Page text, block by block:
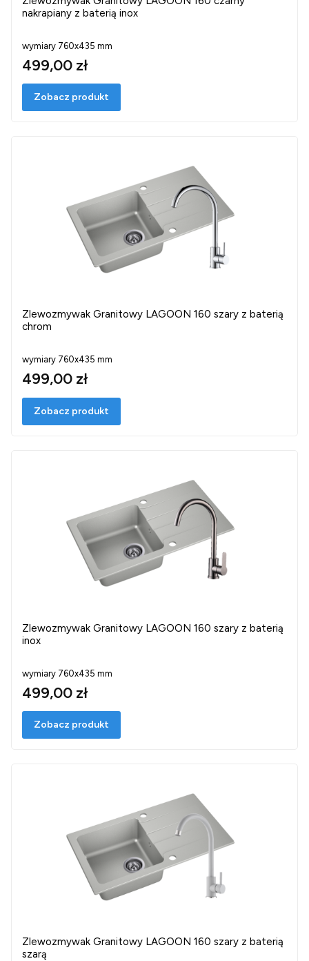
nakrapiany z baterią inox
wymiary 760x435 mm
499,00 zł
Zobacz produkt
Zlewozmywak Granitowy LAGOON 160 szary z baterią
chrom
wymiary 760x435 mm
499,00 zł
Zobacz produkt
Zlewozmywak Granitowy LAGOON 160 szary z baterią
inox
wymiary 760x435 mm
499,00 zł
Zobacz produkt
Zlewozmywak Granitowy LAGOON 160 szary z baterią
szarą